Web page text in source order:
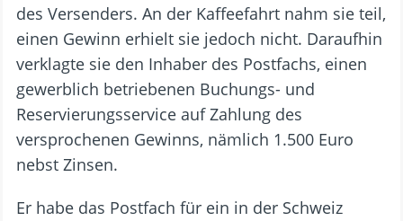
des Versenders. An der Kaffeefahrt nahm sie teil,
einen Gewinn erhielt sie jedoch nicht. Daraufhin
verklagte sie den Inhaber des Postfachs, einen
gewerblich betriebenen Buchungs- und
Reservierungsservice auf Zahlung des
versprochenen Gewinns, nämlich 1.500 Euro
nebst Zinsen.
Er habe das Postfach für ein in der Schweiz